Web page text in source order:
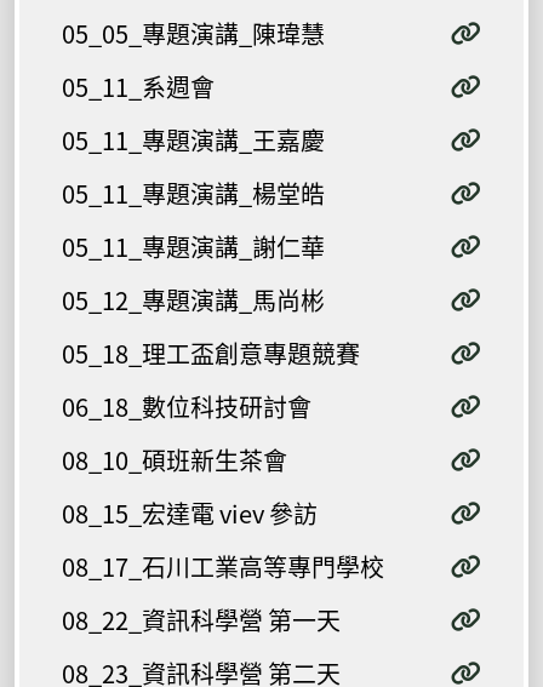
05_05_專題演講_陳瑋慧
05_11_系週會
05_11_專題演講_王嘉慶
05_11_專題演講_楊堂皓
05_11_專題演講_謝仁華
05_12_專題演講_馬尚彬
05_18_理工盃創意專題競賽
06_18_數位科技研討會
08_10_碩班新生茶會
08_15_宏達電 viev 參訪
08_17_石川工業高等專門學校
08_22_資訊科學營 第一天
08_23_資訊科學營 第二天